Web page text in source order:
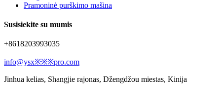
Pramoninė purškimo mašina
Susisiekite su mumis
+8618203993035
info@ysx※※※pro.com
Jinhua kelias, Shangjie rajonas, Džengdžou miestas, Kinija